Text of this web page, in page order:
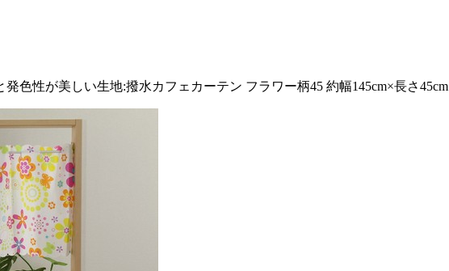
発色性が美しい生地:撥水カフェカーテン フラワー柄45 約幅145cm×長さ45cm